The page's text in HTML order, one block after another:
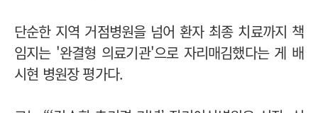
단순한 지역 거점병원을 넘어 환자 최종 치료까지 책
임지는 '완결형 의료기관'으로 자리매김했다는 게 배
시현 병원장 평가다.